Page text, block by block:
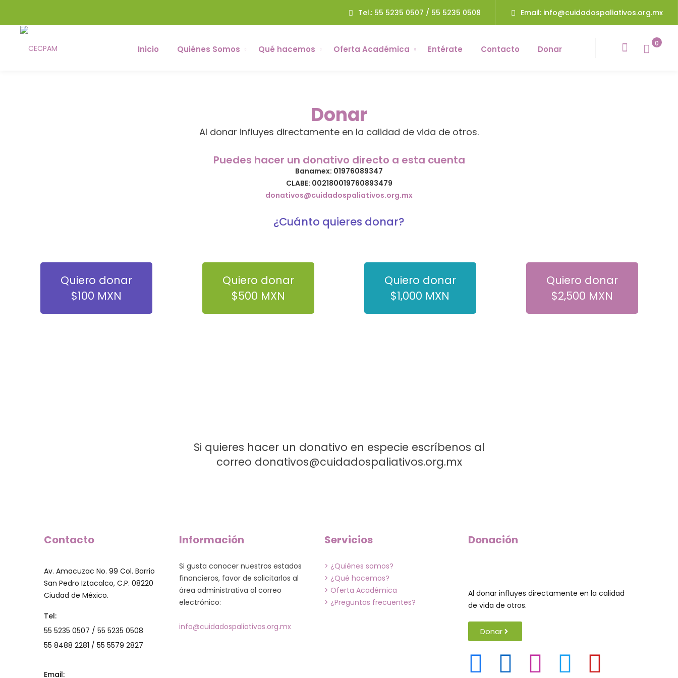
Tel.: 55 5235 0507 / 55 5235 0508 Email: info@cuidadospaliativos.org.mx
Inicio Quiénes Somos Qué hacemos Oferta Académica Entérate Contacto Donar
0
Donar
Al donar influyes directamente en la calidad de vida de otros.
Puedes hacer un donativo directo a esta cuenta
Banamex: 01976089347
CLABE: 002180019760893479
donativos@cuidadospaliativos.org.mx
¿Cuánto quieres donar?
Quiero donar
$100 MXN
Quiero donar
$500 MXN
Quiero donar
$1,000 MXN
Quiero donar
$2,500 MXN
Si quieres hacer un donativo en especie escríbenos al
correo donativos@cuidadospaliativos.org.mx
Contacto
Av. Amacuzac No. 99 Col. Barrio
San Pedro Iztacalco, C.P. 08220
Ciudad de México.
Tel:
55 5235 0507 / 55 5235 0508
55 8488 2281 / 55 5579 2827
Email:
Información
Si gusta conocer nuestros estados
financieros, favor de solicitarlos al
área administrativa al correo
electrónico:
info@cuidadospaliativos.org.mx
Servicios
> ¿Quiénes somos?
> ¿Qué hacemos?
> Oferta Académica
> ¿Preguntas frecuentes?
Donación
Al donar influyes directamente en la calidad
de vida de otros.
Donar